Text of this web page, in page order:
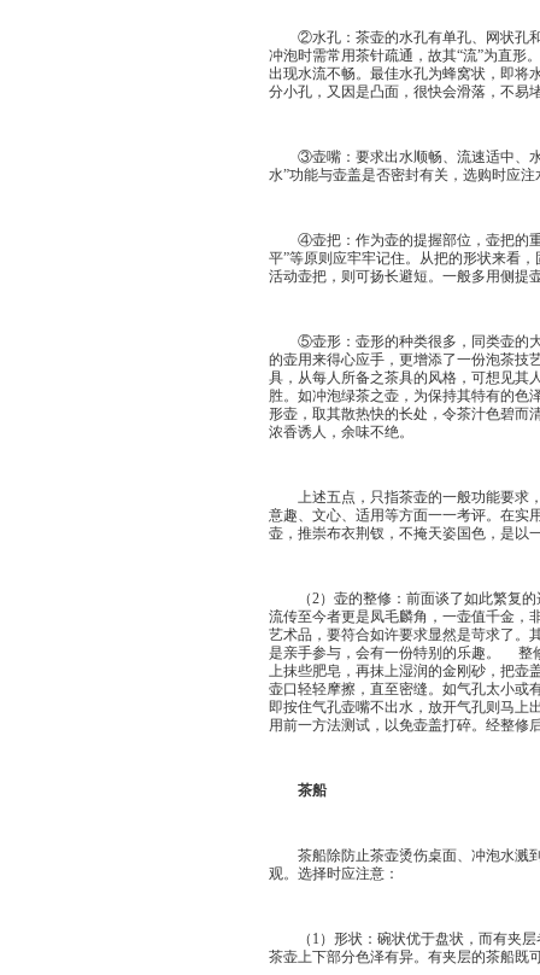
②水孔：茶壶的水孔有单孔、网状孔和
冲泡时需常用茶针疏通，故其“流”为直形
出现水流不畅。最佳水孔为蜂窝状，即将
分小孔，又因是凸面，很快会滑落，不易
③壶嘴：要求出水顺畅、流速适中、水
水”功能与壶盖是否密封有关，选购时应注
④壶把：作为壶的提握部位，壶把的重
平”等原则应牢牢记住。从把的形状来看
活动壶把，则可扬长避短。一般多用侧提
⑤壶形：壶形的种类很多，同类壶的大
的壶用来得心应手，更增添了一份泡茶技
具，从每人所备之茶具的风格，可想见其
胜。如冲泡绿茶之壶，为保持其特有的色
形壶，取其散热快的长处，令茶汁色碧而
浓香诱人，余味不绝。
上述五点，只指茶壶的一般功能要求，
意趣、文心、适用等方面一一考评。在实
壶，推崇布衣荆钗，不掩天姿国色，是以
（2）壶的整修：前面谈了如此繁复的
流传至今者更是凤毛麟角，一壶值千金，
艺术品，要符合如许要求显然是苛求了。
是亲手参与，会有一份特别的乐趣。 整
上抹些肥皂，再抹上湿润的金刚砂，把壶
壶口轻轻摩擦，直至密缝。如气孔太小或
即按住气孔壶嘴不出水，放开气孔则马上
用前一方法测试，以免壶盖打碎。经整修
茶船
茶船除防止茶壶烫伤桌面、冲泡水溅到
观。选择时应注意：
（1）形状：碗状优于盘状，而有夹层
茶壶上下部分色泽有异。有夹层的茶船既